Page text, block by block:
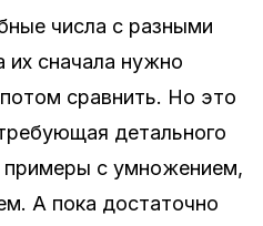
числа с разными
их сначала нужно
сравнить. Но это
детального
примеры с умножением,
А пока достаточно